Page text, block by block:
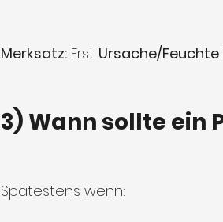
Merksatz: Erst Ursache/Feuchte
3) Wann sollte ein
Spätestens wenn: